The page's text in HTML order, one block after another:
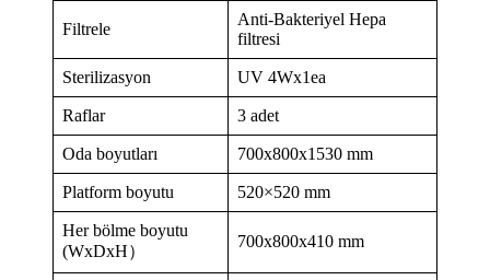
Filtrele
Anti-Bakteriyel Hepa
filtresi
Sterilizasyon UV 4Wx1ea
Raflar 3 adet
Oda boyutları 700x800x1530 mm
Platform boyutu 520×520 mm
Her bölme boyutu
(WxDxH）
700x800x410 mm